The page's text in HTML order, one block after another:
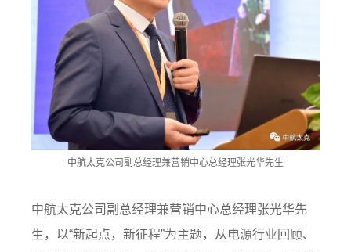
中航太克公司副总经理兼营销中心总经理张光华先生
中航太克公司副总经理兼营销中心总经理张光华先
生，以“新起点，新征程”为主题，从电源行业回顾、